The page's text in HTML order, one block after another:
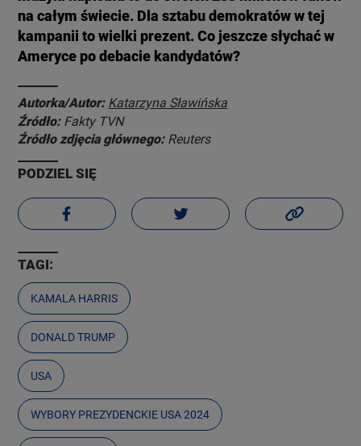
na całym świecie. Dla sztabu demokratów w tej
kampanii to wielki prezent. Co jeszcze słychać w
Ameryce po debacie kandydatów?
Autorka/Autor: Katarzyna Sławińska
Źródło: Fakty TVN
Źródło zdjęcia głównego: Reuters
PODZIEL SIĘ
TAGI:
KAMALA HARRIS
DONALD TRUMP
USA
WYBORY PREZYDENCKIE USA 2024